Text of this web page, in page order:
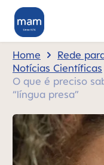
principal
Home
Rede
Notícias Científicas
O que é preciso
“língua presa”